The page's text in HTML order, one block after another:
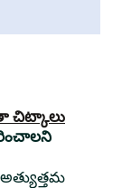
చిట్కాలు
అత్యుత్తమ